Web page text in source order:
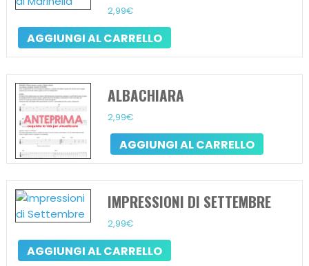
2,99€
AGGIUNGI AL CARRELLO
ALBACHIARA
2,99€
AGGIUNGI AL CARRELLO
IMPRESSIONI DI SETTEMBRE
2,99€
AGGIUNGI AL CARRELLO